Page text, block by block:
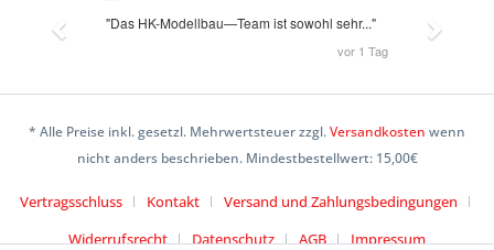
* Alle Preise inkl. gesetzl. Mehrwertsteuer zzgl.Versandkosten wenn
nicht anders beschrieben. Mindestbestellwert: 15,00€
Vertragsschluss Kontakt
Versand und Zahlungsbedingungen
Widerrufsrecht
Datenschutz AGB Impressum